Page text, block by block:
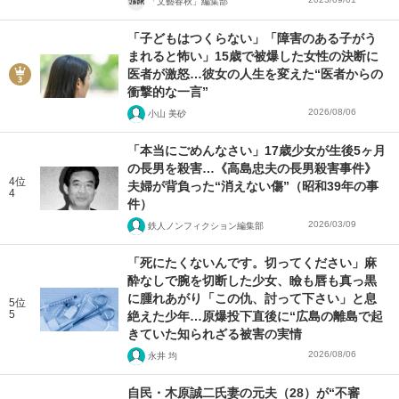
「子どもはつくらない」「障害のある子がう
まれると怖い」15歳で被爆した女性の決断に
医者が激怒…彼女の人生を変えた“医者からの
衝撃的な一言”
小山 美砂 2026/08/06
4位
4
「本当にごめんなさい」17歳少女が生後5ヶ月
の長男を殺害…《高島忠夫の長男殺害事件》
夫婦が背負った“消えない傷”（昭和39年の事
件）
鉄人ノンフィクション編集部 2026/03/09
5位
5
「死にたくないんです。切ってください」麻
酔なしで腕を切断した少女、瞼も唇も真っ黒
に腫れあがり「この仇、討って下さい」と息
絶えた少年…原爆投下直後に“広島の離島で起
きていた知られざる被害の実情
永井 均 2026/08/06
自民・木原誠二氏妻の元夫（28）が“不審